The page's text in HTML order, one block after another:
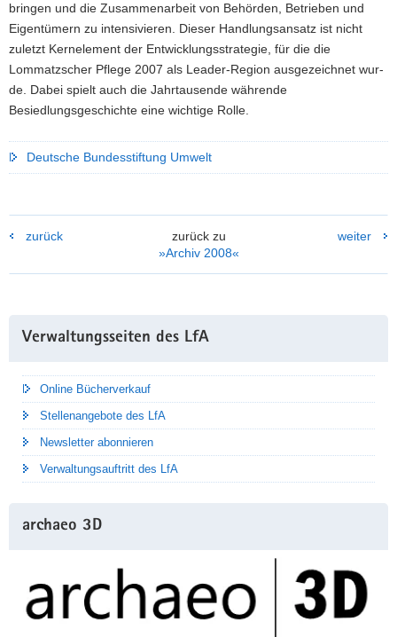
bringen und die Zusammenarbeit von Behörden, Betrieben und
Eigentümern zu intensivieren. Dieser Handlungsansatz ist nicht
zuletzt Kernelement der Entwicklungsstrategie, für die die
Lommatzscher Pflege 2007 als Leader-Region ausgezeichnet wur-
de. Dabei spielt auch die Jahrtausende währende
Besiedlungsgeschichte eine wichtige Rolle.
Deutsche Bundesstiftung Umwelt
zurück
zurück zu
»Archiv 2008«
weiter
Information
Verwaltungsseiten des LfA
Online Bücherverkauf
Stellenangebote des LfA
Newsletter abonnieren
Verwaltungsauftritt des LfA
archaeo 3D